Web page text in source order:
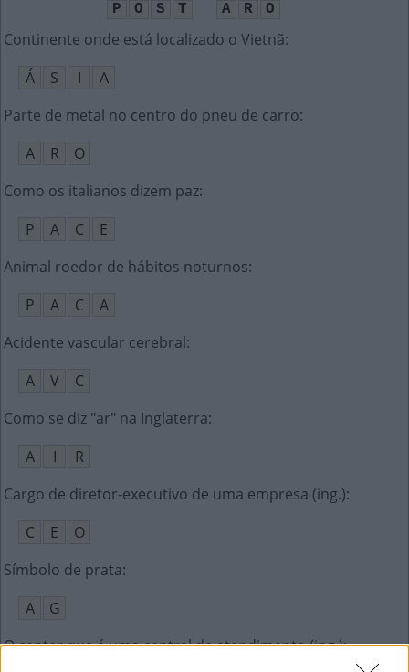
P
O S T A R O
Continente onde está localizado o Vietnã:
Á
S I
A
Parte de metal no centro do pneu de carro:
A
R
O
Como os italianos dizem paz:
P
A C
E
Animal roedor de hábitos noturnos:
P
A C
A
Acidente vascular cerebral:
A
V
C
Como se diz "ar" na Inglaterra:
A
I
R
Cargo de diretor-executivo de uma empresa (ing.):
C
E
O
Símbolo de prata:
A
G
O center que é uma central de atendimento (ing.):